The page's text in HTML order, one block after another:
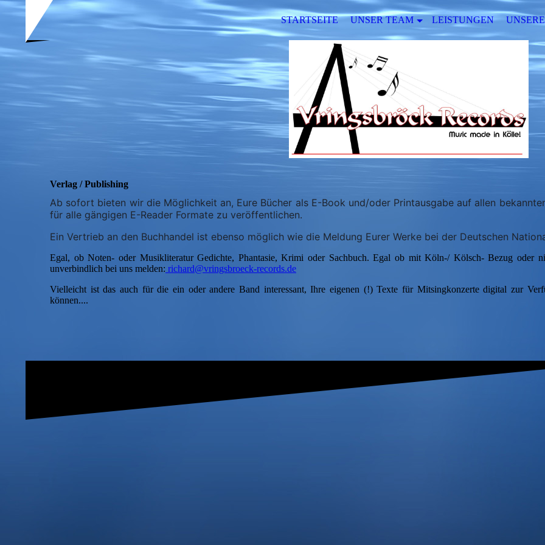
STARTSEITE UNSER TEAM LEISTUNGEN
Verlag / Publishing
Ab sofort bieten wir die Möglichkeit an, Eure Bücher als E-Book und/oder Printausgabe auf allen
für alle gängigen E-Reader Formate zu veröffentlichen.
Ein Vertrieb an den Buchhandel ist ebenso möglich wie die Meldung Eurer Werke bei der Deutschen
Egal, ob Noten- oder Musikliteratur Gedichte, Phantasie, Krimi oder Sachbuch. Egal ob mit Köln-/ Kölsch- Bezug oder
unverbindlich bei uns melden: richard@vringsbroeck-records.de
Vielleicht ist das auch für die ein oder andere Band interessant, Ihre eigenen (!) Texte für Mitsingkonzerte digital zur
können....